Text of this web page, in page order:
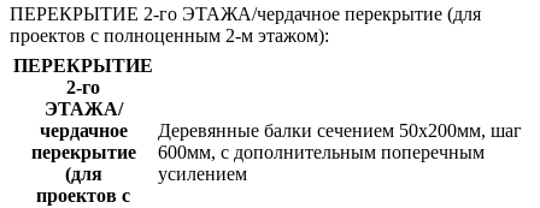
ПЕРЕКРЫТИЕ 2-го ЭТАЖА/чердачное перекрытие (для
проектов с полноценным 2-м этажом):
ПЕРЕКРЫТИЕ
2-го
ЭТАЖА/
чердачное
перекрытие
(для
проектов с
Деревянные балки сечением 50х200мм, шаг
600мм, с дополнительным поперечным
усилением